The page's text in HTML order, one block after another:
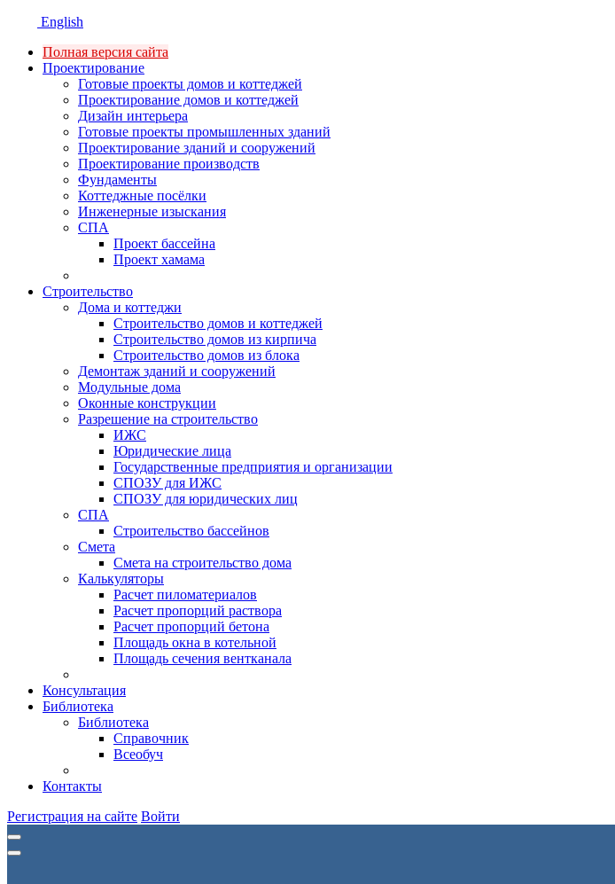
English
Полная версия сайта
Проектирование
Готовые проекты домов и коттеджей
Проектирование домов и коттеджей
Дизайн интерьера
Готовые проекты промышленных зданий
Проектирование зданий и сооружений
Проектирование производств
Фундаменты
Коттеджные посёлки
Инженерные изыскания
СПА
Проект бассейна
Проект хамама
Строительство
Дома и коттеджи
Строительство домов и коттеджей
Строительство домов из кирпича
Строительство домов из блока
Демонтаж зданий и сооружений
Модульные дома
Оконные конструкции
Разрешение на строительство
ИЖС
Юридические лица
Государственные предприятия и организации
СПОЗУ для ИЖС
СПОЗУ для юридических лиц
СПА
Строительство бассейнов
Смета
Смета на строительство дома
Калькуляторы
Расчет пиломатериалов
Расчет пропорций раствора
Расчет пропорций бетона
Площадь окна в котельной
Площадь сечения вентканала
Консультация
Библиотека
Библиотека
Справочник
Всеобуч
Контакты
Регистрация на сайте Войти